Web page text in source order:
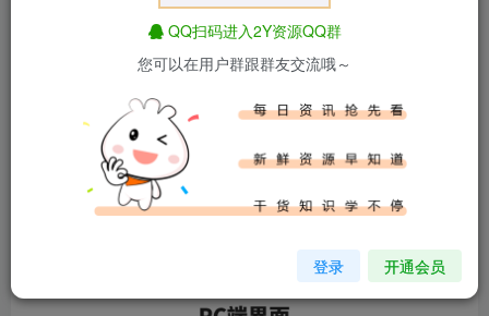
询，商家可以添加话术库、也可以对用户进行分组、加标
签、加备注进行管理，是一款互联网链接商家的一个桥梁，
也是商家客户管理的工具，本开源项目遵循最开放的木兰协
议，可以随意使用。商家端APP也不用您自己辛苦上架了，
我们提供App工具可以直接下载配置使用，让您快速拥有一
套强大的私有客服系统 。在使用过程中遇到问题随时留言，
QQ扫码进入2Y资源QQ群
您可以在用户群跟群友交流哦～
登录 开通会员